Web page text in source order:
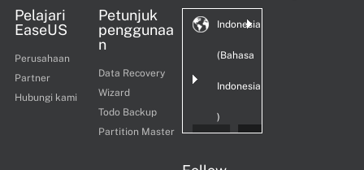
Pelajari
EaseUS
Perusahaan
Partner
Hubungi kami
Petunjuk
penggunaa
n
Data Recovery
Wizard
Todo Backup
Partition Master
Indonesia
(Bahasa
Indonesia
)